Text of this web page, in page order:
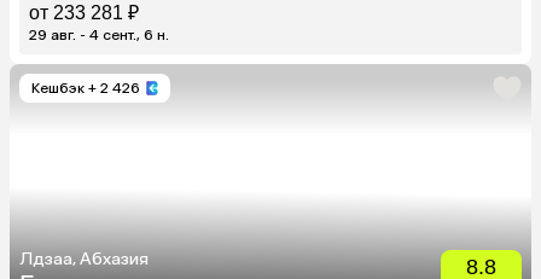
от 233 281 ₽
29 авг. - 4 сент., 6 н.
Кешбэк + 2 426
Лдзаа, Абхазия 8.8